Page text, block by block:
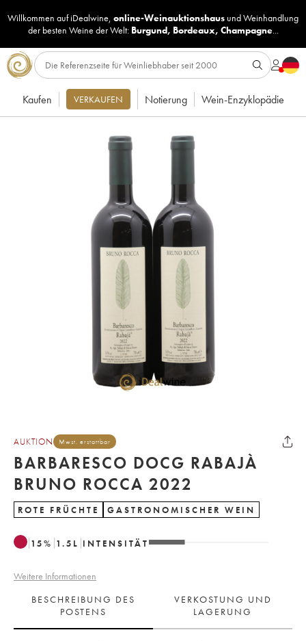
Willkommen auf iDealwine, online-Weinauktionshaus undWeinhandlung
der besten Weine der Welt: Burgund, Bordeaux, Champagne...
Kaufen VERKAUFEN Notierung Wein-Enzyklopädie
AUKTION Mwst. erstattbar
BARBARESCO DOCG RABAJÀ
BRUNO ROCCA 2022
ROTE FRÜCHTE GASTRONOMISCHER WEIN
15% 1.5 L INTENSITÄT
Weitere Informationen
BESCHREIBUNG DES
POSTENS
VERKOSTUNG UND
LAGERUNG